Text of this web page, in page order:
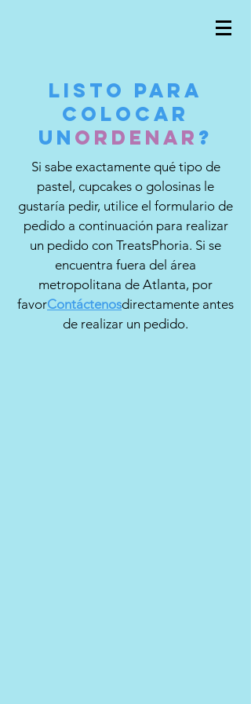
LISTO PARA
COLOCAR
UN ORDENAR ?
Si sabe exactamente qué tipo de
pastel, cupcakes o golosinas le
gustaría pedir, utilice el formulario de
pedido a continuación para realizar
un pedido con TreatsPhoria. Si se
encuentra fuera del área
metropolitana de Atlanta, por
favorContáctenosdirectamente antes
de realizar un pedido.